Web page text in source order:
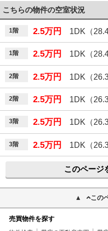
こちらの物件の空室状況
1階 2.5万円 1DK（
1階 2.5万円 1DK（
2階 2.5万円 1DK（
2階 2.5万円 1DK（
3階 2.5万円 1DK（
3階 2.5万円 1DK（
このページ
この
売買物件を探す